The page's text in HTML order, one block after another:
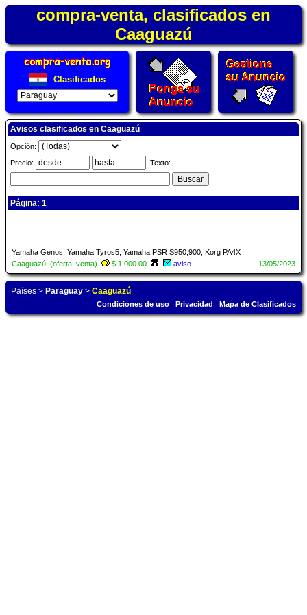
compra-venta, clasificados en
Caaguazú
Clasificados
Avisos clasificados en Caaguazú
Opción:
Precio:
Texto:
Página: 1
Yamaha Genos, Yamaha Tyros5, Yamaha PSR S950,900, Korg PA4X
Caaguazú (oferta, venta)
$ 1,000.00 aviso 13/05/2023
Países > Paraguay > Caaguazú
Condiciones de uso Privacidad Mapa de Clasificados